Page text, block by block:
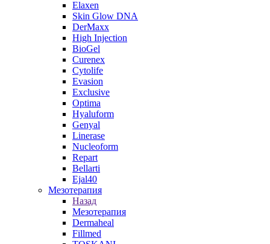
Elaxen
Skin Glow DNA
DerMaxx
High Injection
BioGel
Curenex
Cytolife
Evasion
Exclusive
Optima
Hyaluform
Genyal
Linerase
Nucleoform
Repart
Bellarti
Ejal40
Мезотерапия
Назад
Мезотерапия
Dermaheal
Fillmed